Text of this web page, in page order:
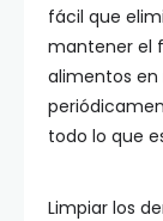
fácil que
mantener el
alimentos
todo lo que
Limpiar los